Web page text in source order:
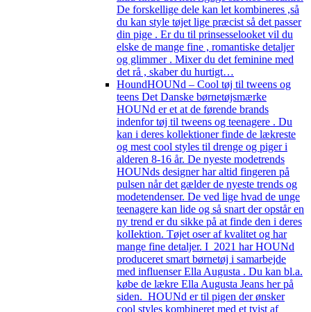
De forskellige dele kan let kombineres ,så
du kan style tøjet lige præcist så det passer
din pige . Er du til prinsesselooket vil du
elske de mange fine , romantiske detaljer
og glimmer . Mixer du det feminine med
det rå , skaber du hurtigt…
HoundHOUNd – Cool tøj til tweens og
teens Det Danske børnetøjsmærke
HOUNd er et at de førende brands
indenfor tøj til tweens og teenagere . Du
kan i deres kollektioner finde de lækreste
og mest cool styles til drenge og piger i
alderen 8-16 år. De nyeste modetrends
HOUNds designer har altid fingeren på
pulsen når det gælder de nyeste trends og
modetendenser. De ved lige hvad de unge
teenagere kan lide og så snart der opstår en
ny trend er du sikke på at finde den i deres
kolIektion. Tøjet oser af kvalitet og har
mange fine detaljer. I 2021 har HOUNd
produceret smart børnetøj i samarbejde
med influenser Ella Augusta . Du kan bl.a.
købe de lækre Ella Augusta Jeans her på
siden. HOUNd er til pigen der ønsker
cool styles kombineret med et tvist af